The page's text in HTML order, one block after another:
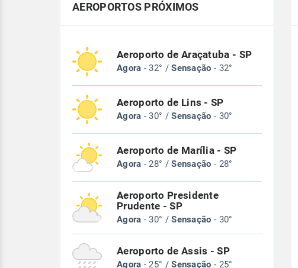
AEROPORTOS PRÓXIMOS
Aeroporto de Araçatuba - SP
Agora - 32° /Sensação - 32°
Aeroporto de Lins - SP
Agora - 30° /Sensação - 30°
Aeroporto de Marília - SP
Agora - 28° /Sensação - 28°
Aeroporto Presidente
Prudente - SP
Agora - 30° /Sensação - 30°
Aeroporto de Assis - SP
Agora - 25° /Sensação - 25°